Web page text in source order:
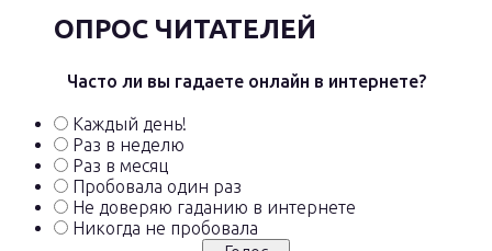
ОПРОС ЧИТАТЕЛЕЙ
Часто ли вы гадаете онлайн в интернете?
Каждый день!
Раз в неделю
Раз в месяц
Пробовала один раз
Не доверяю гаданию в интернете
Никогда не пробовала